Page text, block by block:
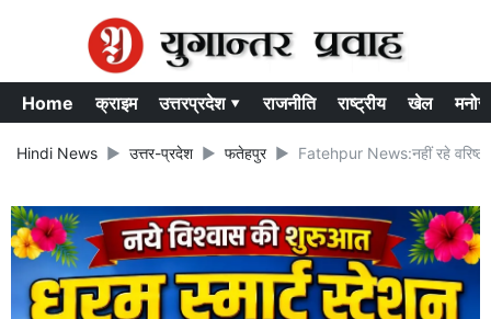
Home क्राइम उत्तरप्रदेश ▾ राजनीति राष्ट्रीय खेल
Hindi News उत्तर-प्रदेश फतेहपुर Fatehpur News:नहीं रहे वरिष्ठ